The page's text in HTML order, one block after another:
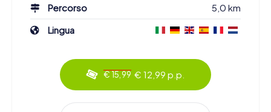
Percorso
5,0 km
Lingua
€ 15,99 € 12,99 p.p.